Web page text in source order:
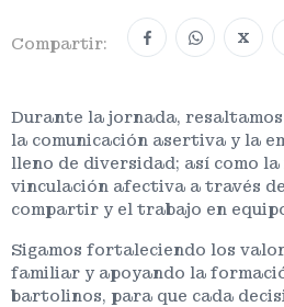
Compartir: X
Durante la jornada,
la comunicación asertiva y la
lleno de diversidad; así como
vinculación afectiva a través
compartir y el trabajo en
Sigamos fortaleciendo los
familiar y apoyando la
bartolinos, para que cada